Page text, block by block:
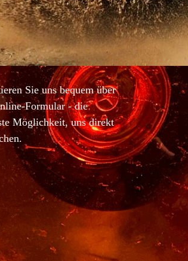
Sie uns bequem über
Formular - die
Möglichkeit, uns direkt